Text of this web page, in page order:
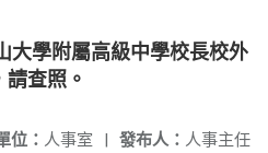
大學附屬高級中學校長校外
查照。
發布人： 人事主任
位： 人事室 |